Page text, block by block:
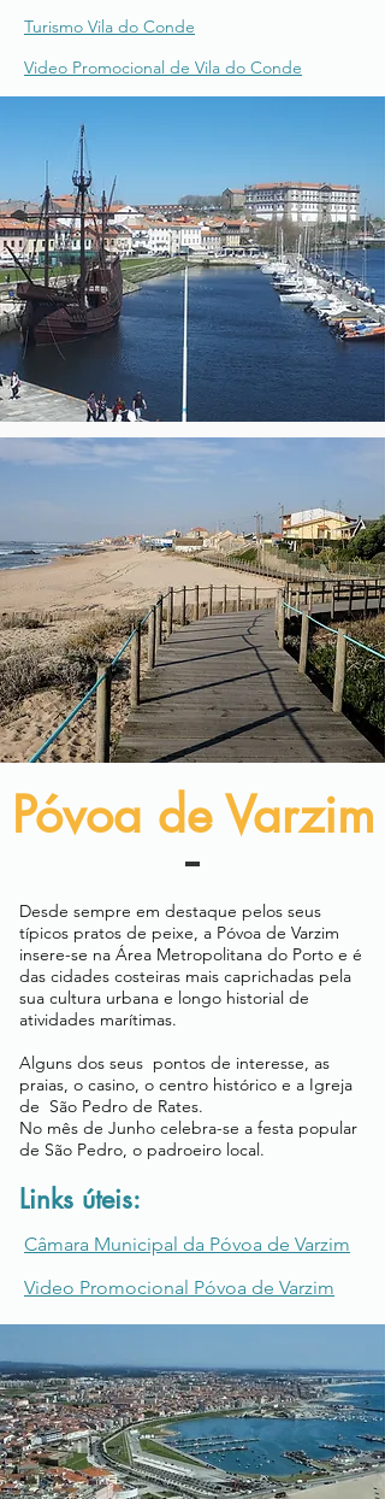
Turismo Vila do Conde
Video Promocional de Vila do Conde
Póvoa de Varzim
Desde sempre em destaque pelos seus
típicos pratos de peixe, a Póvoa de Varzim
insere-se na Área Metropolitana do Porto e é
das cidades costeiras mais caprichadas pela
sua cultura urbana e longo historial de
atividades marítimas.
Alguns dos seus pontos de interesse, as
praias, o casino, o centro histórico e a Igreja
de São Pedro de Rates.
No mês de Junho celebra-se a festa popular
de São Pedro, o padroeiro local.
Links úteis:
Câmara Municipal da Póvoa de Varzim
Video Promocional Póvoa de Varzim